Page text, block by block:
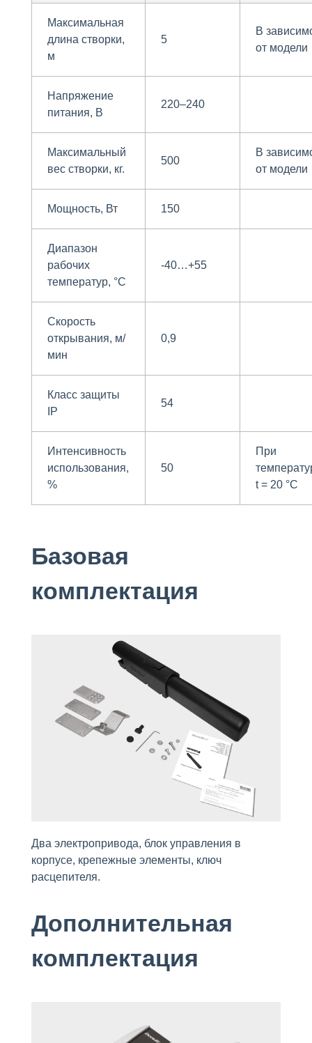
Максимальная
длина створки,
м
5
В
от модели
Напряжение
питания, В
220–240
Максимальный
вес створки, кг.
500
В
от модели
Мощность, Вт 150
Диапазон
рабочих
температур, °С
-40…+55
Скорость
открывания, м/
мин
0,9
Класс защиты
IP
54
Интенсивность
использования,
%
50
При
t = 20 °С
Базовая
комплектация
Два электропривода, блок упрaвления в
корпусе, крепежные элементы, ключ
расцепителя.
Дополнительная
комплектация